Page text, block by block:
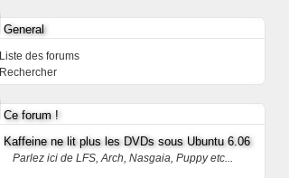
General
Liste des forums
Rechercher
Ce forum !
Kaffeine ne lit plus les DVDs sous Ubuntu 6.06
Parlez ici de LFS, Arch, Nasgaia, Puppy etc...